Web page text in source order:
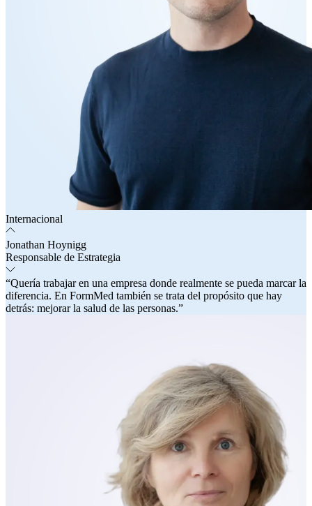
Internacional
Jonathan Hoynigg
Responsable de Estrategia
“Quería trabajar en una empresa donde realmente se pueda marcar la
diferencia. En FormMed también se trata del propósito que hay
detrás: mejorar la salud de las personas.”